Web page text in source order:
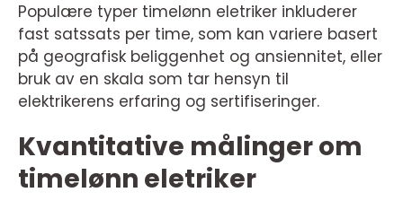
Populære typer timelønn eletriker inkluderer
fast satssats per time, som kan variere basert
på geografisk beliggenhet og ansiennitet, eller
bruk av en skala som tar hensyn til
elektrikerens erfaring og sertifiseringer.
Kvantitative målinger om
timelønn eletriker